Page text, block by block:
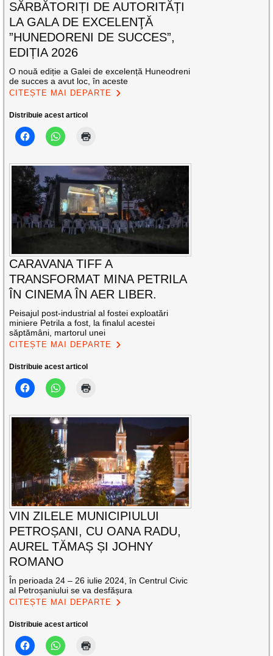
SĂRBĂTORIȚI DE AUTORITĂȚI
LA GALA DE EXCELENŢĂ
”HUNEDORENI DE SUCCES”,
EDIȚIA 2026
O nouă ediție a Galei de excelență Huneodreni
de succes a avut loc, în aceste
CITEȘTE MAI DEPARTE
Distribuie acest articol
CARAVANA TIFF A
TRANSFORMAT MINA PETRILA
ÎN CINEMA ÎN AER LIBER.
Peisajul post-industrial al fostei exploatări
miniere Petrila a fost, la finalul acestei
săptămâni, martorul unei
CITEȘTE MAI DEPARTE
Distribuie acest articol
VIN ZILELE MUNICIPIULUI
PETROȘANI, CU OANA RADU,
AUREL TĂMAȘ ȘI JOHNY
ROMANO
În perioada 24 – 26 iulie 2024, în Centrul Civic
al Petroșaniului se va desfășura
CITEȘTE MAI DEPARTE
Distribuie acest articol